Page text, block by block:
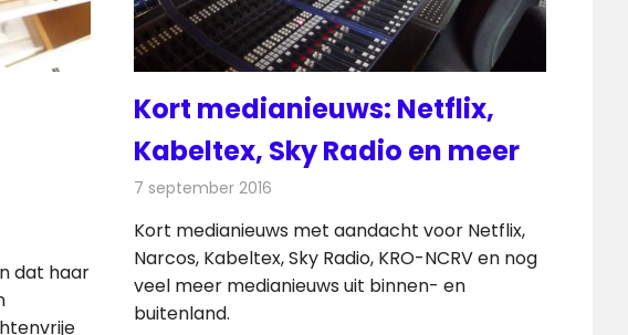
dat haar
Kort medianieuws: Netflix,
Kabeltex, Sky Radio en meer
7 september 2016
Kort medianieuws met aandacht voor Netflix,
Narcos, Kabeltex, Sky Radio, KRO-NCRV en nog
veel meer medianieuws uit binnen- en
buitenland.